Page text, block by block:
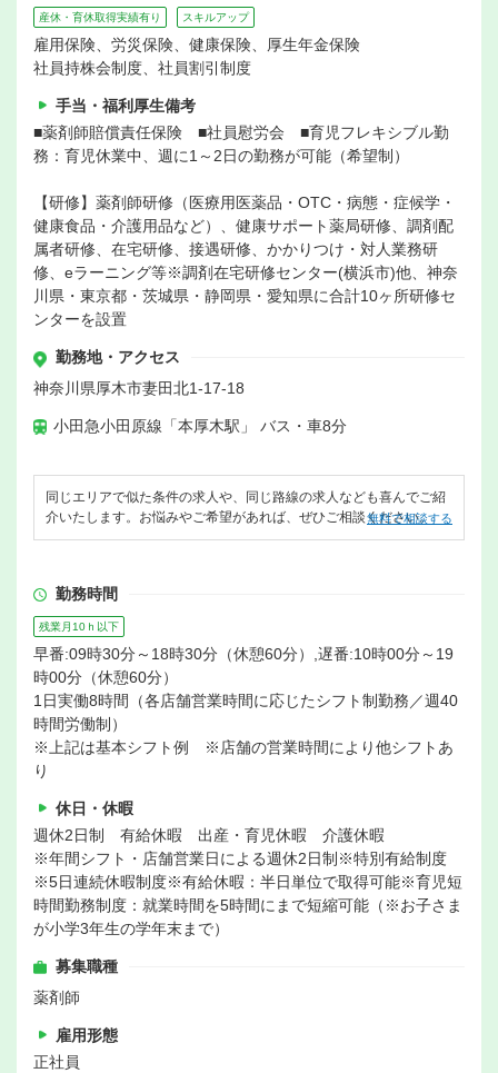
産休・育休取得実績有り スキルアップ
雇用保険、労災保険、健康保険、厚生年金保険
社員持株会制度、社員割引制度
手当・福利厚生備考
■薬剤師賠償責任保険 ■社員慰労会 ■育児フレキシブル勤
務：育児休業中、週に1～2日の勤務が可能（希望制）
【研修】薬剤師研修（医療用医薬品・OTC・病態・症候学・
健康食品・介護用品など）、健康サポート薬局研修、調剤配
属者研修、在宅研修、接遇研修、かかりつけ・対人業務研
修、eラーニング等※調剤在宅研修センター(横浜市)他、神奈
川県・東京都・茨城県・静岡県・愛知県に合計10ヶ所研修セ
ンターを設置
勤務地・アクセス
神奈川県厚木市妻田北1-17-18
小田急小田原線「本厚木駅」 バス・車8分
同じエリアで似た条件の求人や、同じ路線の求人なども喜んでご紹
介いたします。お悩みやご希望があれば、ぜひご相談ください。
無料で相談する
勤務時間
残業月10ｈ以下
早番:09時30分～18時30分（休憩60分）,遅番:10時00分～19
時00分（休憩60分）
1日実働8時間（各店舗営業時間に応じたシフト制勤務／週40
時間労働制）
※上記は基本シフト例 ※店舗の営業時間により他シフトあ
り
休日・休暇
週休2日制 有給休暇 出産・育児休暇 介護休暇
※年間シフト・店舗営業日による週休2日制※特別有給制度
※5日連続休暇制度※有給休暇：半日単位で取得可能※育児短
時間勤務制度：就業時間を5時間にまで短縮可能（※お子さま
が小学3年生の学年末まで）
募集職種
薬剤師
雇用形態
正社員